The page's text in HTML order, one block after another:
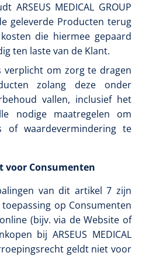
1624428
- Strap Mount Layout
ARSEUS MEDICAL GROUP
geleverde Producten terug
die hiermee gepaard
ten laste van de Klant.
verplicht om zorg te dragen
zolang deze onder
vallen, inclusief het
nodige maatregelen om
of waardevermindering te
voor Consumenten
van dit artikel 7 zijn
op Consumenten
(bijv. via de Website of
bij ARSEUS MEDICAL
geldt niet voor